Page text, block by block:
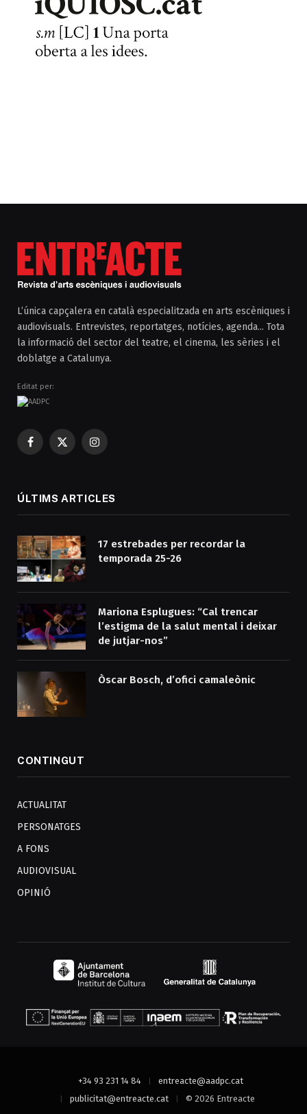
L’única capçalera en català especialitzada en arts escèniques i
audiovisuals. Entrevistes, reportatges, notícies, agenda... Tota
la informació del sector del teatre, el cinema, les sèries i el
doblatge a Catalunya.
Editat per:
Facebook
X
Instagram
ÚLTIMS ARTICLES
17 estrebades per recordar la
temporada 25-26
Mariona Esplugues: “Cal trencar
l’estigma de la salut mental i deixar
de jutjar-nos”
Òscar Bosch, d’ofici camaleònic
CONTINGUT
ACTUALITAT
PERSONATGES
A FONS
AUDIOVISUAL
OPINIÓ
+34 93 231 14 84
entreacte@aadpc.cat
publicitat@entreacte.cat
© 2026 Entreacte